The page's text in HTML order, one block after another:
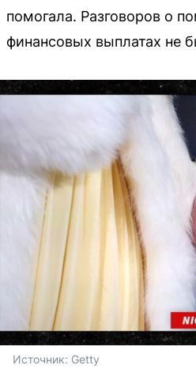
помогала. Разговоров о
финансовых выплатах не
Источник: Getty